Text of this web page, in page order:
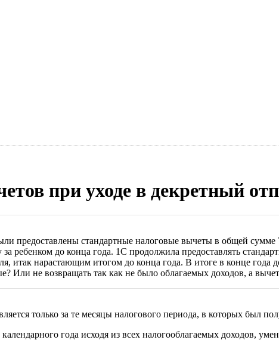
при уходе в декретный
предоставлены стандартные налоговые вычеты в общей сумме
ребенком до конца года. 1С продолжила предоставлять
итак нарастающим итогом до конца года. В итоге в конце года
Или не возвращать так как не было облагаемых доходов, а
только за те месяцы налогового периода, в которых был
года исходя из всех налогооблагаемых доходов,